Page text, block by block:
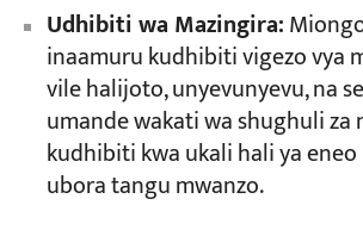
Udhibiti wa Mazingira:
inaamuru kudhibiti vigezo vya
vile halijoto, unyevunyevu, na
umande wakati wa shughuli za
kudhibiti kwa ukali hali ya
ubora tangu mwanzo.